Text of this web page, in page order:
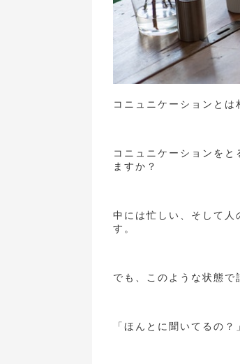
コニュニケーションとは
コニュニケーションを
ますか？
中には忙しい、そして人
す。
でも、このような状態で
「ほんとに聞いてるの